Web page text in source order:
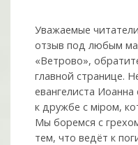
Уважаемые
отзыв под любым
«Ветрово»,
главной странице.
евангелиста Иоанна
к дружбе с мiром,
Мы боремся с
тем, что ведёт к